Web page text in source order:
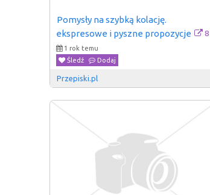
Pomysły na szybką kolację.
ekspresowe i pyszne propozycje
8
1 rok temu
Śledź
Dodaj
Przepiski.pl